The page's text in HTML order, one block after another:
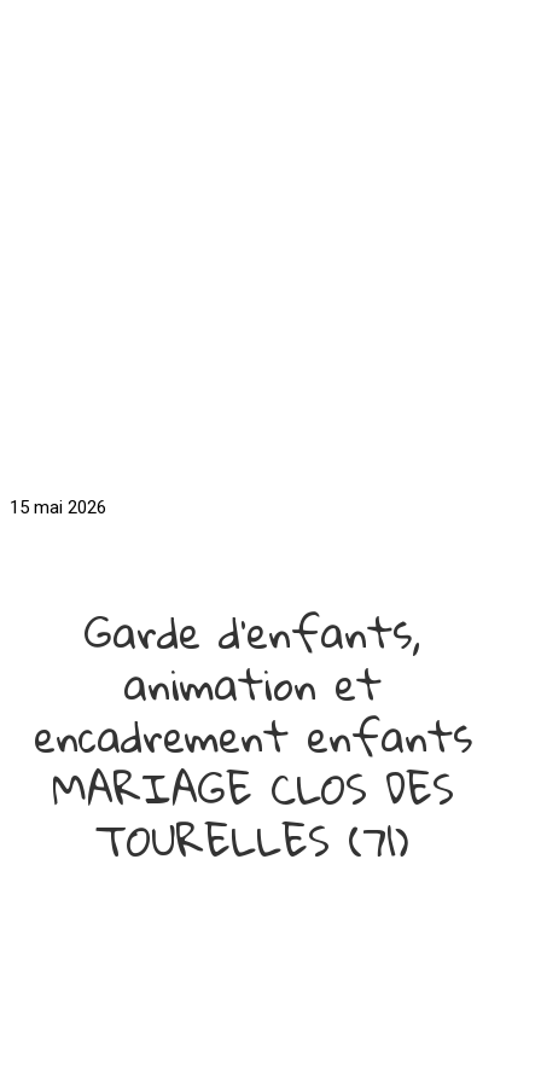
15 mai 2026
Garde d'enfants,
animation et
encadrement enfants
MARIAGE CLOS DES
TOURELLES (71)